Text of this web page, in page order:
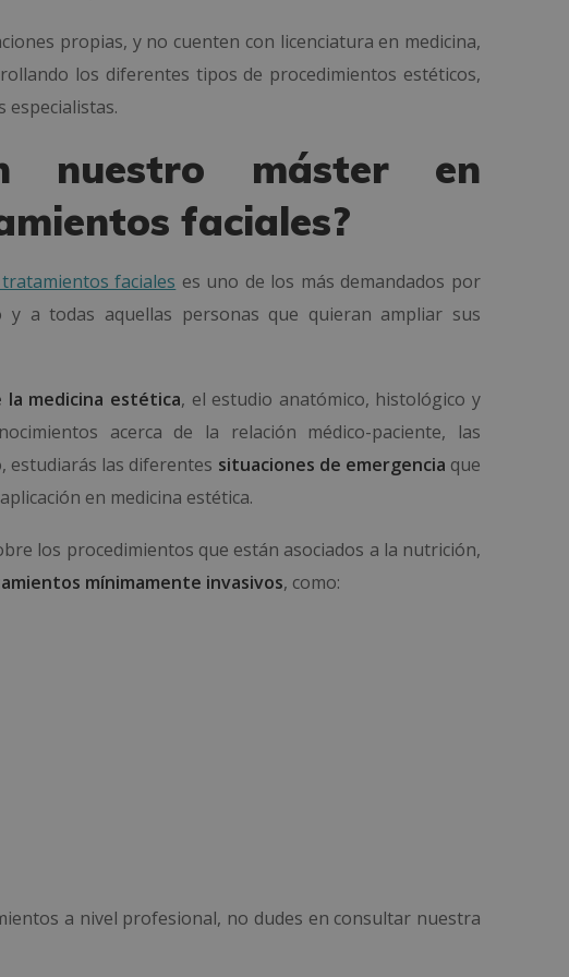
propias, y no cuenten con licenciatura en medicina,
los diferentes tipos de procedimientos estéticos,
especialistas.
nuestro máster en
faciales?
faciales es uno de los más demandados por
a todas aquellas personas que quieran ampliar sus
la medicina estética, el estudio anatómico, histológico y
acerca de la relación médico-paciente, las
estudiarás las diferentes situaciones de emergencia que
en medicina estética.
los procedimientos que están asociados a la nutrición,
mínimamente invasivos, como:
a nivel profesional, no dudes en consultar nuestra